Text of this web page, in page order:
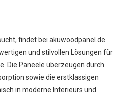
findet bei akuwoodpanel.de
und stilvollen Lösungen für
Die Paneele überzeugen durch
sowie die erstklassigen
in moderne Interieurs und